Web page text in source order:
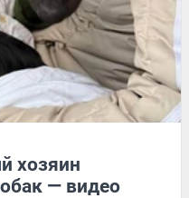
хозяин
— видео